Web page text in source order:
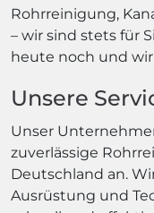
Rohrreinigung,
– wir sind stets für
heute noch und
Unsere
Unser
zuverlässige
Deutschland an.
Ausrüstung und